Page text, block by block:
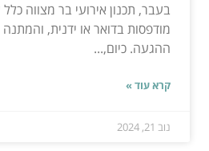
בעבר, תכנון אירועי בר מצווה
מודפסות בדואר או ידנית, והמתנה
ההגעה. כיום,...
קרא עוד »
נוב 21, 2024